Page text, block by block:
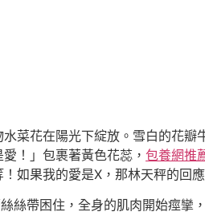
菜花在陽光下綻放。雪白的花
！」包裹著黃色花蕊， 包養網推
如果我的愛是X，那林天秤的回
絲帶困住，全身的肌肉開始痙